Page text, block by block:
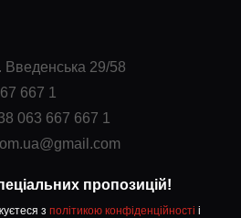
Введенська 29/58
667 1
063 667 667 1
пропозицій!
з політикою конфіденційності і